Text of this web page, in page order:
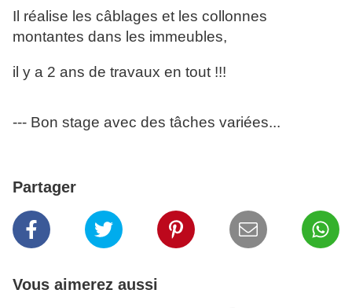
Il réalise les câblages et les collonnes
montantes dans les immeubles,
il y a 2 ans de travaux en tout !!!
--- Bon stage avec des tâches variées...
Partager
Vous aimerez aussi